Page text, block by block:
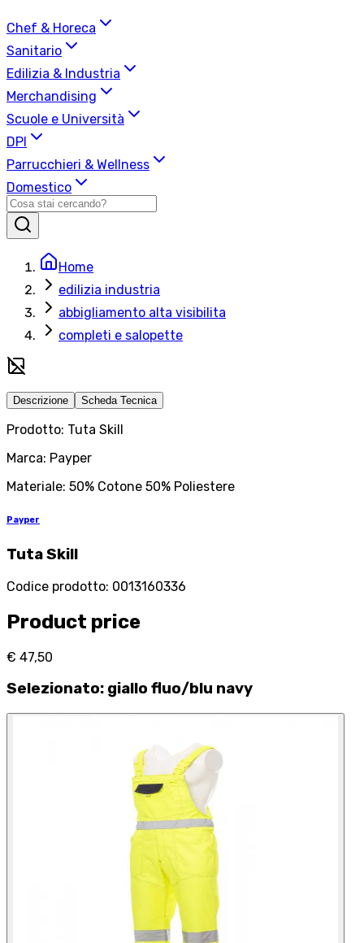
Chef & Horeca
Sanitario
Edilizia & Industria
Merchandising
Scuole e Università
DPI
Parrucchieri & Wellness
Domestico
Home
edilizia industria
abbigliamento alta visibilita
completi e salopette
Descrizione Scheda Tecnica
Prodotto: Tuta Skill
Marca: Payper
Materiale: 50% Cotone 50% Poliestere
Payper
Tuta Skill
Codice prodotto: 0013160336
Product price
€ 47,50
Selezionato: giallo fluo/blu navy